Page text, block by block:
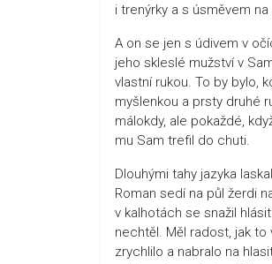
i trenýrky a s úsměvem
A on se jen s údivem v
jeho skleslé mužství v
vlastní rukou. To by bylo,
myšlenkou a prsty druhé
málokdy, ale pokaždé,
mu Sam trefil do chuti.
Dlouhými tahy jazyka
Roman sedí na půl žerdi
v kalhotách se snažil
nechtěl. Měl radost, jak
zrychlilo a nabralo na